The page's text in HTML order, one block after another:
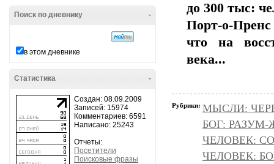
-
Поиск по дневнику
в этом дневнике
-
Статистика
Создан: 08.09.2009
Записей: 15974
Комментариев: 6591
Написано: 25243
Отчеты:
Посетители
Поисковые фразы
до 300 тыс:
Порт-о-
что на
века...
Рубрики: МЫСЛИ:
БОГ:
ЧЕЛОВЕК:
ЧЕЛОВЕК: